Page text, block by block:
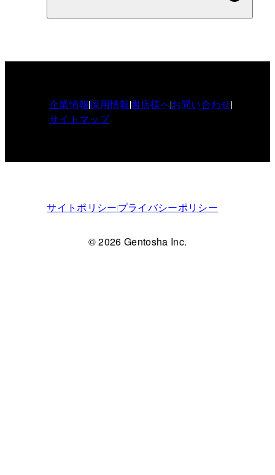
企業情報採用情報書店様へお問い合わせ
サイトマップ
サイトポリシープライバシーポリシー
© 2026 Gentosha Inc.